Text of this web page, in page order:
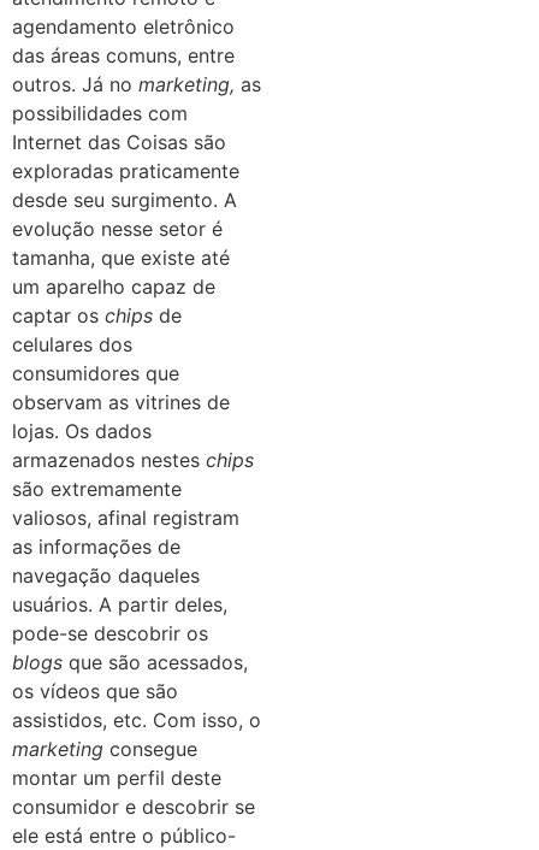
agendamento eletrônico
das áreas comuns, entre
outros. Já no marketing, as
possibilidades com
Internet das Coisas são
exploradas praticamente
desde seu surgimento. A
evolução nesse setor é
tamanha, que existe até
um aparelho capaz de
captar os chips de
celulares dos
consumidores que
observam as vitrines de
lojas. Os dados
armazenados nestes chips
são extremamente
valiosos, afinal registram
as informações de
navegação daqueles
usuários. A partir deles,
pode-se descobrir os
blogs que são acessados,
os vídeos que são
assistidos, etc. Com isso, o
marketing consegue
montar um perfil deste
consumidor e descobrir se
ele está entre o público-